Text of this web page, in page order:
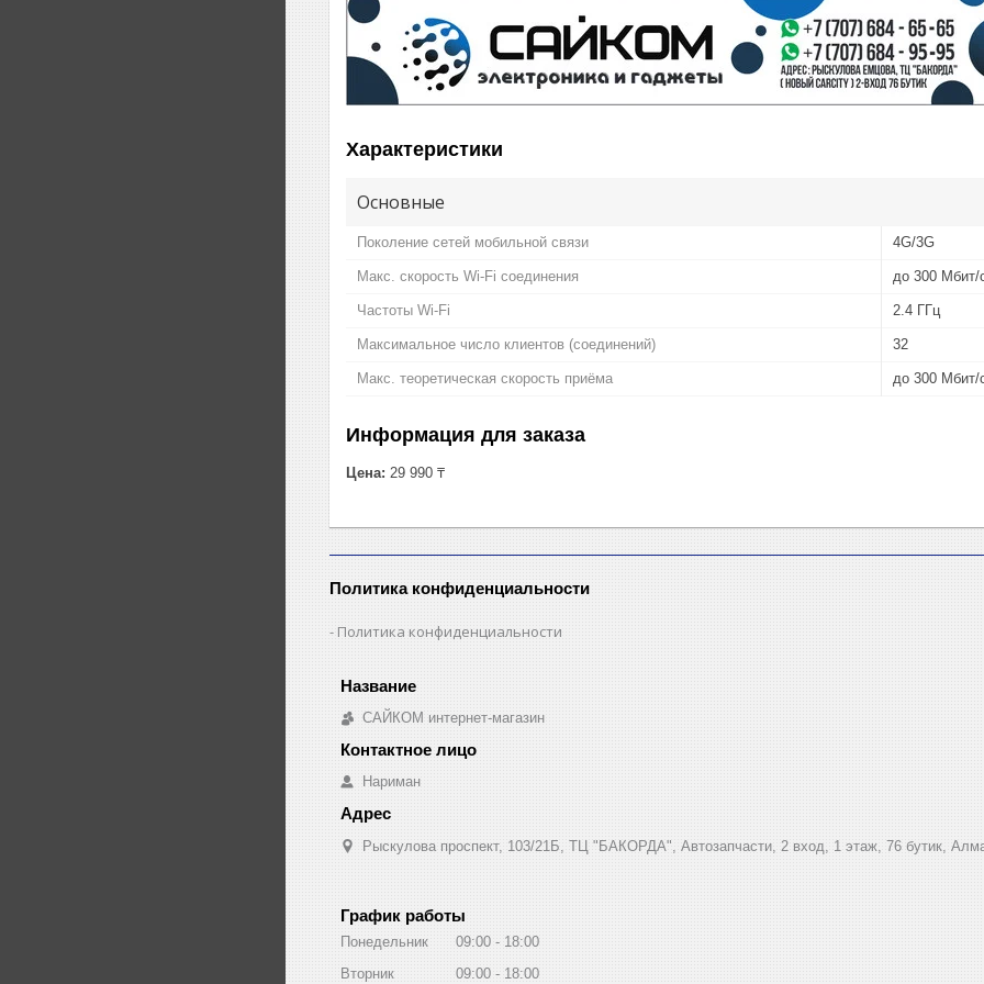
Характеристики
Основные
Поколение сетей мобильной связи 4G/3G
Макс. скорость Wi-Fi соединения до 300 Мбит/
Частоты Wi-Fi 2.4 ГГц
Максимальное число клиентов (соединений) 32
Макс. теоретическая скорость приёма до 300 Мбит/
Информация для заказа
Цена: 29 990 ₸
Политика конфиденциальности
Политика конфиденциальности
САЙКОМ интернет-магазин
Нариман
Рыскулова проспект, 103/21Б, ТЦ "БАКОРДА", Автозапчасти, 2 вход, 1 этаж, 76 бутик,
График работы
Понедельник 09:00
18:00
Вторник
09:00 18:00